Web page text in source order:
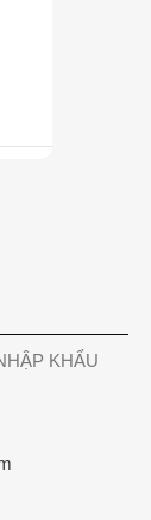
KHẨU